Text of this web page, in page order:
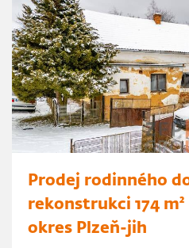
Prodej rodinného
rekonstrukci 174
okres Plzeň-jih